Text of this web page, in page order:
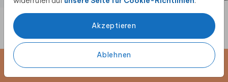
Akzeptieren
Ablehnen
Newsletter abonnieren und 5 €